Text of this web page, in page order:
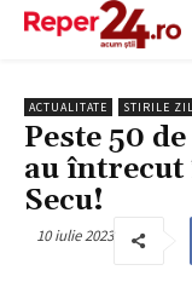
ACTUALITATE STIRILE
Peste 50
au
Secu!
10 iulie 2023